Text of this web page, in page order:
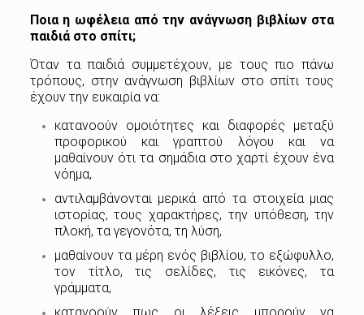
Ποια η ωφέλεια από την ανάγνωση βιβλίων στα
παιδιά στο σπίτι;
Όταν τα παιδιά συμμετέχουν, με τους πιο πάνω
τρόπους, στην ανάγνωση βιβλίων στο σπίτι τους
έχουν την ευκαιρία να:
κατανοούν ομοιότητες και διαφορές μεταξύ
προφορικού και γραπτού λόγου και να
μαθαίνουν ότι τα σημάδια στο χαρτί έχουν ένα
νόημα,
αντιλαμβάνονται μερικά από τα στοιχεία μιας
ιστορίας, τους χαρακτήρες, την υπόθεση, την
πλοκή, τα γεγονότα, τη λύση,
μαθαίνουν τα μέρη ενός βιβλίου, το εξώφυλλο,
τον τίτλο, τις σελίδες, τις εικόνες, τα
γράμματα,
κατανοούν πως οι λέξεις μπορούν να